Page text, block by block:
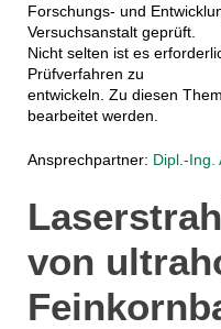
Forschungs- und
Versuchsanstalt geprüft.
Nicht selten ist es
Prüfverfahren zu
entwickeln. Zu diesen
bearbeitet werden.
Ansprechpartner: Dipl.-Ing.
von